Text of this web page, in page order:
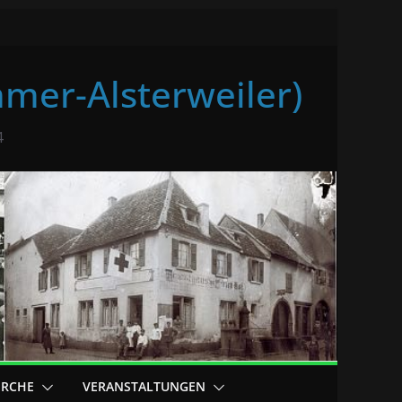
Alsterweiler)
VERANSTALTUNGEN